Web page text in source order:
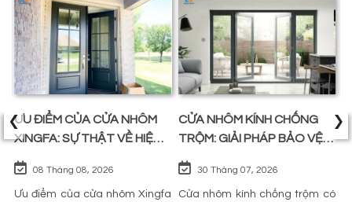
ƯU ĐIỂM CỦA CỬA NHÔM
XINGFA: SỰ THẬT VỀ HIỆU
CHỨNG THỰC TẾ KHI LẮP
ĐẶT
08 Tháng 08, 2026
Ưu điểm của cửa nhôm Xingfa
CỬA NHÔM KÍNH CHỐNG
TRỘM: GIẢI PHÁP BẢO VỆ
DIỆN CHẤT LƯỢNG THỰC
TẾ
30 Tháng 07, 2026
Cửa nhôm kính chống trộm có
‹ ›